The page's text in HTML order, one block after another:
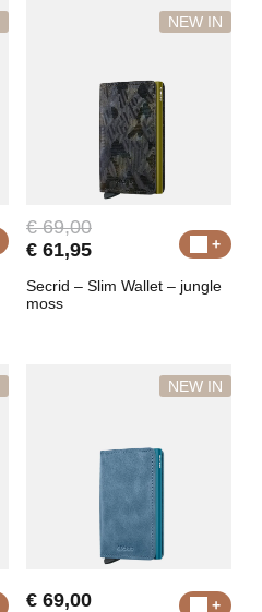
NEW IN
€ 69,00
€ 61,95
Secrid – Slim Wallet – jungle
moss
NEW IN
€ 69,00